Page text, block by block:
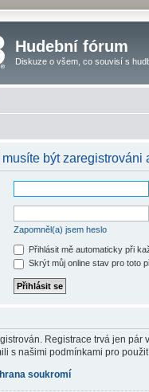
Hudební fórum
Diskuze o všem, co souvisí s
být zaregistrováni
Zapomněl(a) jsem heslo
Přihlásit mě automaticky při
Skrýt můj online stav pro toto
Registrace trvá jen
s našimi podmínkami pro
soukromí